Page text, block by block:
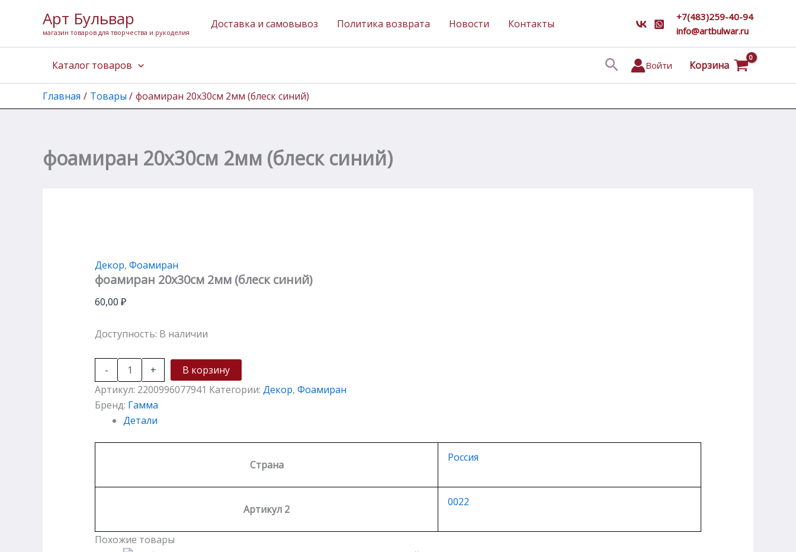
содержимому
Арт Бульвар
магазин товаров для творчества и рукоделия
Доставка и самовывоз Политика возврата Новости Контакты
+7(483)259-40-94
info@artbulwar.ru
Каталог товаров ПоискВойти Корзина
Главная Товары фоамиран 20х30см 2мм (блеск синий)
фоамиран 20х30см 2мм (блеск синий)
Декор, Фоамиран
фоамиран 20х30см 2мм (блеск синий)
60,00 ₽
Доступность: В наличии
-
товара
фоамиран
20х30см
(блеск
+
В корзину
Артикул: 2200996077941 Категории: Декор, Фоамиран
Бренд: Гамма
Детали
Страна
Россия
Артикул 2
0022
Похожие товары